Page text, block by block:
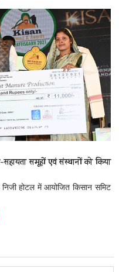
समूहों एवं संस्थानों को किया
होटल में आयोजित किसान समिट